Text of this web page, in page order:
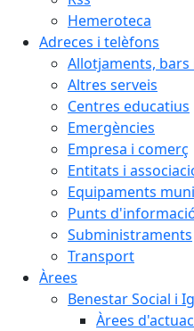
Hemeroteca
Adreces i telèfons
Allotjaments,
Altres serveis
Centres educatius
Emergències
Empresa i comerç
Entitats i
Equipaments
Punts
Subministraments
Transport
Àrees
Benestar Social i
Àrees